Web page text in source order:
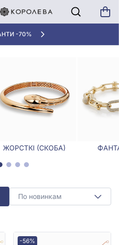
-70%
з перламутром
ПЕРЛАМУТРОМ
ЖОРСТКІ (СКОБА)
По новинкам
-56%